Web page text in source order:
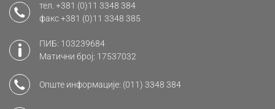
тел. +381 (0)11 3348 384
факс+381 (0)11 3348 385
ПИБ: 103239684
Матични број: 17537032
Опште информације: (011) 3348 384